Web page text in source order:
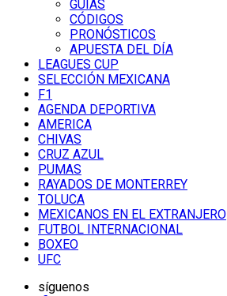
GUÍAS
CÓDIGOS
PRONÓSTICOS
APUESTA DEL DÍA
LEAGUES CUP
SELECCIÓN MEXICANA
F1
AGENDA DEPORTIVA
AMERICA
CHIVAS
CRUZ AZUL
PUMAS
RAYADOS DE MONTERREY
TOLUCA
MEXICANOS EN EL EXTRANJERO
FUTBOL INTERNACIONAL
BOXEO
UFC
síguenos